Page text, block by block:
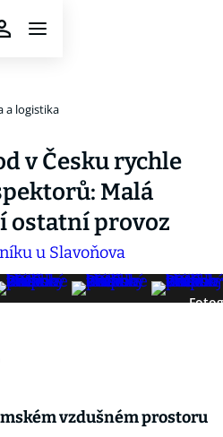
a logistika
v Česku rychle
Malá
ostatní provoz
vzdušném prostoru